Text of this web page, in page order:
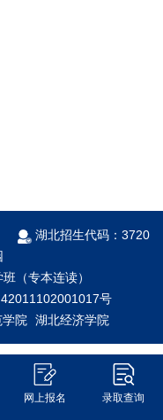
湖北招生代码：3720
（专本连读）
号
学院 湖北经济学院
网上报名 录取查询